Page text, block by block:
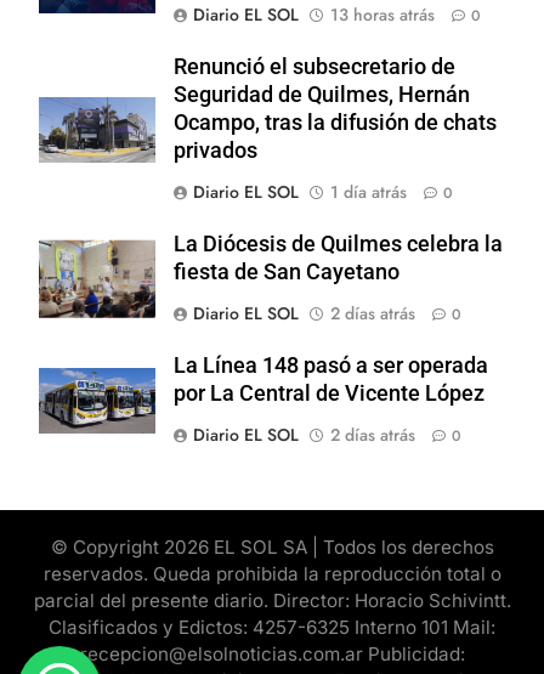
Diario EL SOL
13 horas atrás 0
Renunció el subsecretario de
Seguridad de Quilmes, Hernán
Ocampo, tras la difusión de chats
privados
Diario EL SOL
1 día atrás 0
La Diócesis de Quilmes celebra la
fiesta de San Cayetano
Diario EL SOL
2 días atrás 0
La Línea 148 pasó a ser operada
por La Central de Vicente López
Diario EL SOL
2 días atrás 0
© Copyright 2026 EL SOL SA | Todos los derechos
reservados. Queda prohibida la reproducción total o
parcial del presente diario. Director: Horacio Schivintt.
Clasificados y Edictos: 4257-6325 Interno 101 Mail:
recepcion@elsolnoticias.com.ar Publicidad: